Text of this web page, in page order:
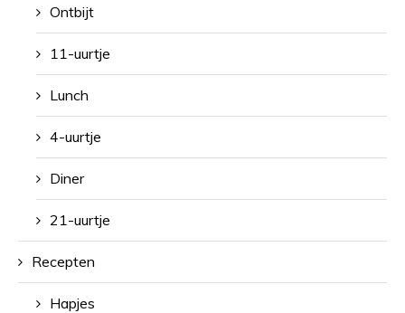
Ontbijt
11-uurtje
Lunch
4-uurtje
Diner
21-uurtje
Recepten
Hapjes